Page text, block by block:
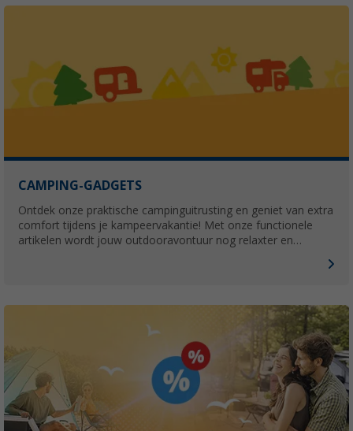
CAMPING-GADGETS
Ontdek onze praktische campinguitrusting en geniet van extra
comfort tijdens je kampeervakantie! Met onze functionele
artikelen wordt jouw outdooravontuur nog relaxter en